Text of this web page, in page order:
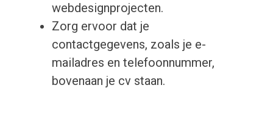
webdesignprojecten.
Zorg ervoor dat je
contactgegevens, zoals je e-
mailadres en telefoonnummer,
bovenaan je cv staan.